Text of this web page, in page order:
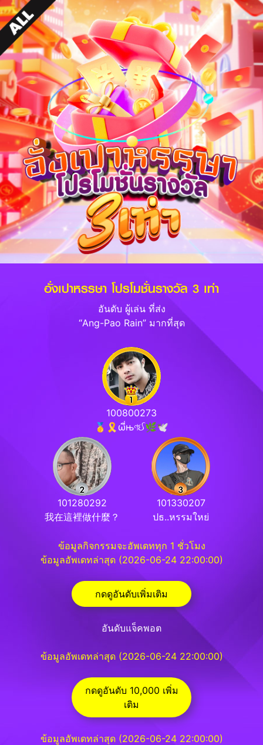
อั่งเปาหรรษา โปรโมชั่นรางวัล 3 เท่า
อันดับ ผู้เล่น ที่ส่ง
“Ang-Pao Rain” มากที่สุด
100800273
🥇🎗ωี่њণઈ🌿🕊
101280292
我在這裡做什麼？
101330207
ปธ..หรรมใหย่
ข้อมูลกิจกรรมจะอัพเดททุก 1 ชั่วโมง
ข้อมูลอัพเดทล่าสุด (2026-06-24 22:00:00)
กดดูอันดับเพิ่มเติม
อันดับแจ็คพอต
ข้อมูลอัพเดทล่าสุด (2026-06-24 22:00:00)
กดดูอันดับ 10,000 เพิ่ม
เติม
ข้อมูลอัพเดทล่าสุด (2026-06-24 22:00:00)